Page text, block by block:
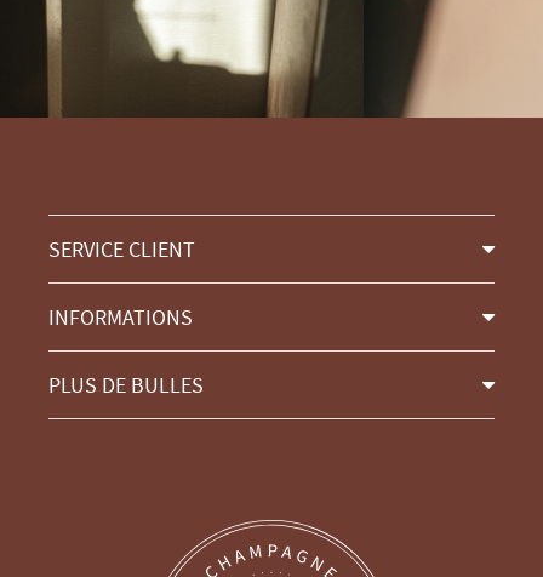
SERVICE CLIENT
INFORMATIONS
PLUS DE BULLES